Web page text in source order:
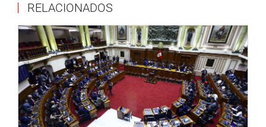
PRENSA-CONGRESO
RELACIONADOS